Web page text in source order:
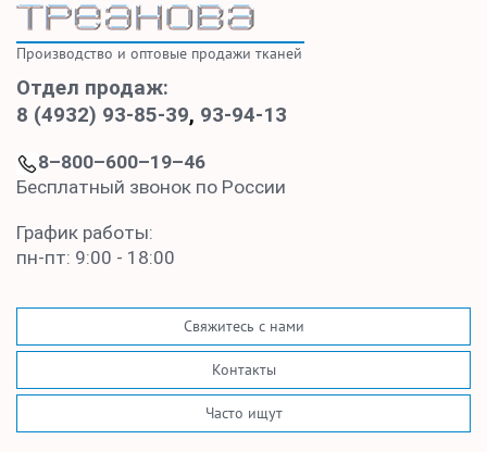
Производство и оптовые продажи тканей
Отдел продаж:
8 (4932) 93-85-39, 93-94-13
8–800–600–19–46
Бесплатный звонок по России
График работы:
пн-пт: 9:00 - 18:00
Свяжитесь с нами
Контакты
Часто ищут